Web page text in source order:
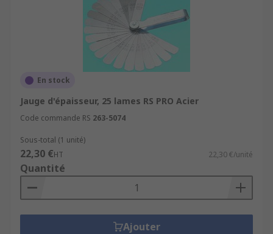
En stock
Jauge d'épaisseur, 25 lames RS PRO Acier
Code commande RS 263-5074
Sous-total (1 unité)
22,30 €HT 22,30 €/unité
Quantité
Ajouter